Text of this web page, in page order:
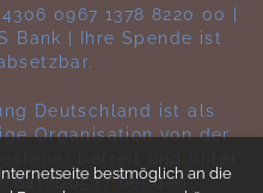
0967 1378 8220 00 |
Bank | Ihre Spende ist
Deutschland ist als
Organisation von der
641/00537 bei den
bestmöglich an die